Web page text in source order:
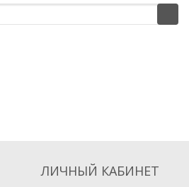
ЛИЧНЫЙ КАБИНЕТ